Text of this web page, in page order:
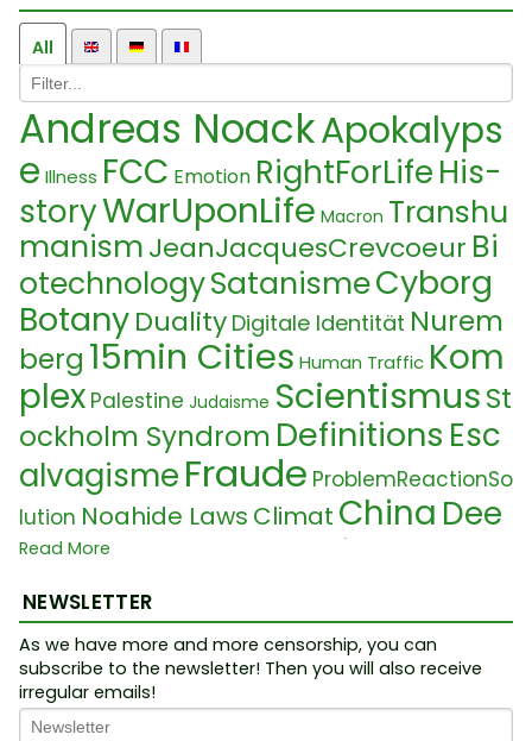
All
Andreas NoackApokalyps
e Illness FCC Emotion RightForLifeHis-
storyWarUponLife Macron Transhu
manismJeanJacquesCrevcoeur Bi
otechnologySatanismeCyborg
BotanyDuality Digitale Identität Nurem
berg 15min Cities Human Traffic Kom
plex Palestine Judaisme ScientismusSt
ockholm Syndrom Definitions Esc
alvagismeFraude ProblemReactionSo
lution Noahide Laws Climat China Dee
p State Hoax
Tyrannie
ophile Wahrheitsbewegung
emtrail CabaleAntichristTemplierNuc
léaire CroyancesGrammaticKontr
olleHelfersyndromNew World Or
Read More
NEWSLETTER
As we have more and more censorship, you can
subscribe to the newsletter! Then you will also receive
irregular emails!